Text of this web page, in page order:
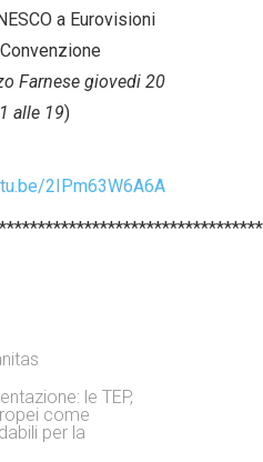
a Eurovisioni
Farnese giovedi 20
alle 19)
2IPm63W6A6A
le TEP,
come
per la